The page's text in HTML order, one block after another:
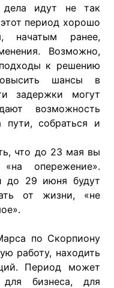
дела идут не так
период хорошо
начатым ранее,
Возможно,
к решению
шансы в
задержки могут
возможность
собраться и
что до 23 мая вы
опережение».
до 29 июня будут
от жизни, «не
по Скорпиону
работу, находить
Период может
бизнеса, для